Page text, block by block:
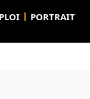
PORTRAIT